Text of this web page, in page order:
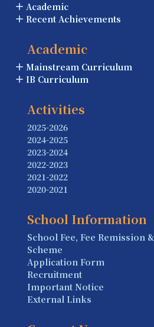
Academic
Recent Achievements
Academic
Mainstream Curriculum
IB Curriculum
Activities
2025-2026
2024-2025
2023-2024
2022-2023
2021-2022
2020-2021
School Information
School Fee, Fee Remission
Scheme
Application Form
Recruitment
Important Notice
External Links